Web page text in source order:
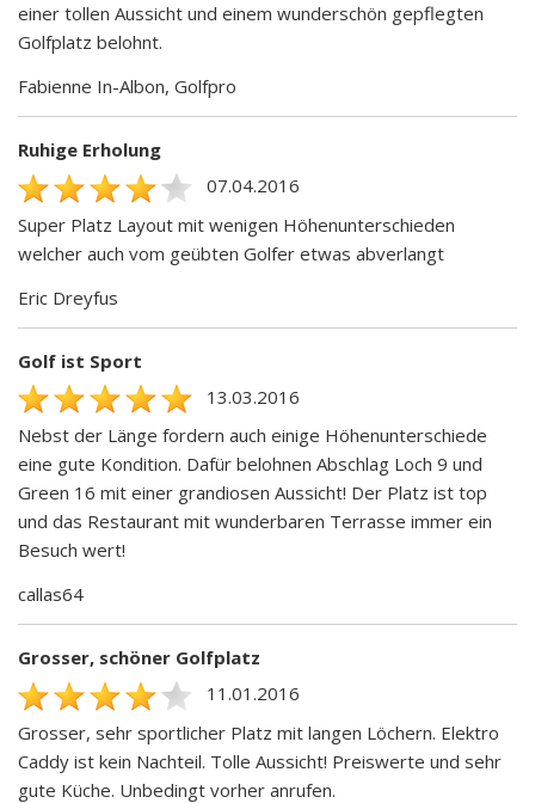
einer tollen Aussicht und einem wunderschön gepflegten
Golfplatz belohnt.
Fabienne In-Albon, Golfpro
Ruhige Erholung
07.04.2016
Super Platz Layout mit wenigen Höhenunterschieden
welcher auch vom geübten Golfer etwas abverlangt
Eric Dreyfus
Golf ist Sport
13.03.2016
Nebst der Länge fordern auch einige Höhenunterschiede
eine gute Kondition. Dafür belohnen Abschlag Loch 9 und
Green 16 mit einer grandiosen Aussicht! Der Platz ist top
und das Restaurant mit wunderbaren Terrasse immer ein
Besuch wert!
callas64
Grosser, schöner Golfplatz
11.01.2016
Grosser, sehr sportlicher Platz mit langen Löchern. Elektro
Caddy ist kein Nachteil. Tolle Aussicht! Preiswerte und sehr
gute Küche. Unbedingt vorher anrufen.